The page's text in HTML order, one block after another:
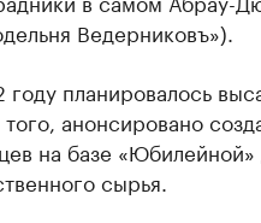
Ведерниковъ»).
планировалось
анонсировано
на базе
сырья.